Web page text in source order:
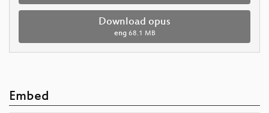
Download opus
eng 68.1 MB
Embed